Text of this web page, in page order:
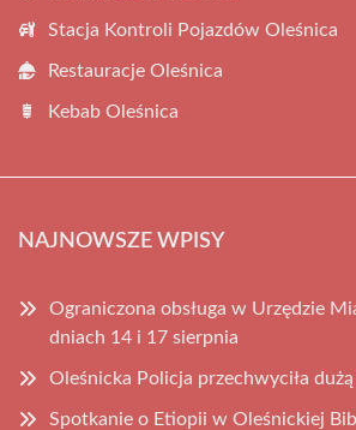
Stacja Kontroli Pojazdów Oleśnica
Restauracje Oleśnica
Kebab Oleśnica
NAJNOWSZE WPISY
Ograniczona obsługa w Urzędzie
dniach 14 i 17 sierpnia
Oleśnicka Policja przechwyciła
Spotkanie o Etiopii w Oleśnickiej